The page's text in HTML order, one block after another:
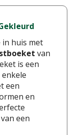
in huis met
van
is een
een
en
een